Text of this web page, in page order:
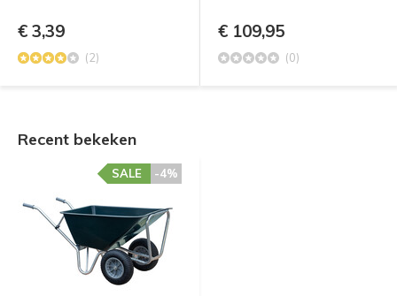
€ 3,39
(2)
€ 109,95
(0)
Recent bekeken
-4%
SALE